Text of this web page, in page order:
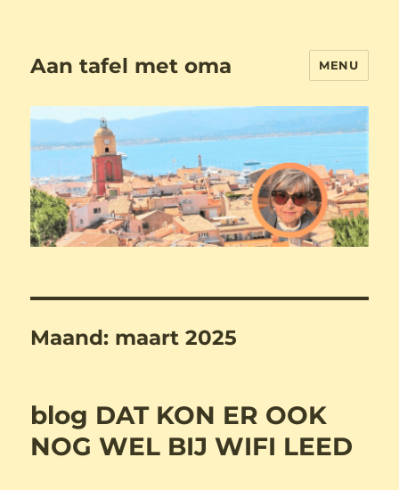
Aan tafel met oma MENU
Maand: maart 2025
blog DAT KON ER OOK
NOG WEL BIJ WIFI LEED